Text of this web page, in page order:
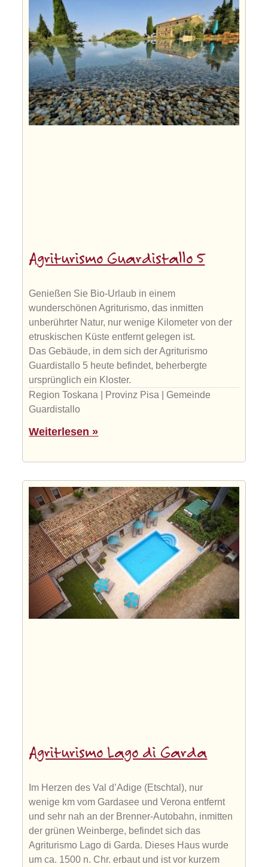
Agriturismo Guardistallo 5
Genießen Sie Bio-Urlaub in einem
wunderschönen Agriturismo, das inmitten
unberührter Natur, nur wenige Kilometer von der
etruskischen Küste entfernt gelegen ist.
Das Gebäude, in dem sich der Agriturismo
Guardistallo 5 heute befindet, beherbergte
ursprünglich ein Kloster.
Region Toskana | Provinz Pisa | Gemeinde
Guardistallo
Weiterlesen »
Agriturismo Lago di Garda
Im Herzen des Val d’Adige (Etschtal), nur
wenige km vom Gardasee und Verona entfernt
und sehr nah an der Brenner-Autobahn, inmitten
der grünen Weinberge, befindet sich das
Agriturismo Lago di Garda. Dieses Haus wurde
um ca. 1500 n. Chr. erbaut und ist vor kurzem